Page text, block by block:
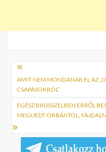
Bejegyzés
navigáció
AMIT NEM MONDANAK EL AZ
CSAPÁSOKRÓL”
EGÉSZ BRÜSSZELBEN ERRŐL
MEGIJEDT ORBÁNTÓL,